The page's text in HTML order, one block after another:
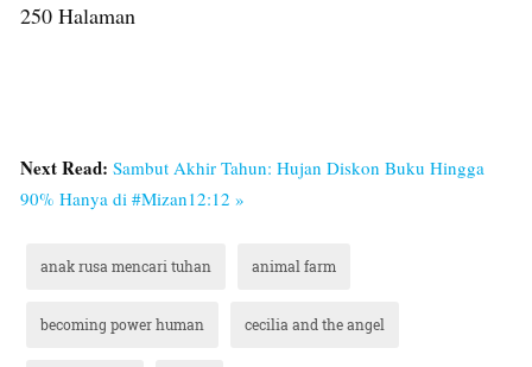
250 Halaman
Next Read: Sambut Akhir Tahun: Hujan Diskon Buku Hingga
90% Hanya di #Mizan12:12 »
anak rusa mencari tuhan animal farm
becoming power human cecilia and the angel